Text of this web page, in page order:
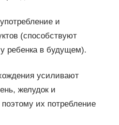
и
(способствуют
ребенка в будущем).
усиливают
желудок и
их потребление